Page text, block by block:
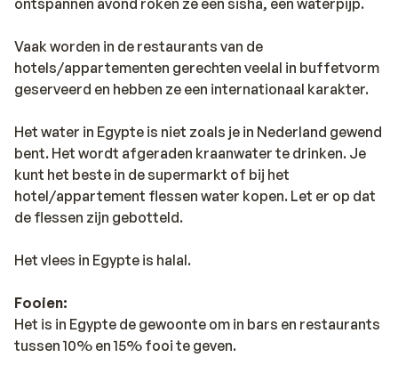
Vaak worden in de restaurants van de
hotels/appartementen gerechten veelal in buffetvorm
geserveerd en hebben ze een internationaal karakter.
Het water in Egypte is niet zoals je in Nederland gewend
bent. Het wordt afgeraden kraanwater te drinken. Je
kunt het beste in de supermarkt of bij het
hotel/appartement flessen water kopen. Let er op dat
de flessen zijn gebotteld.
Het vlees in Egypte is halal.
Fooien:
Het is in Egypte de gewoonte om in bars en restaurants
tussen 10% en 15% fooi te geven.